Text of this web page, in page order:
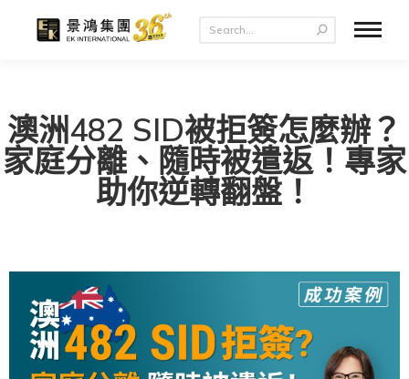
澳洲482 SID被拒簽怎麼辦？
家庭分離、隨時被遣返！專家
助你逆轉翻盤！